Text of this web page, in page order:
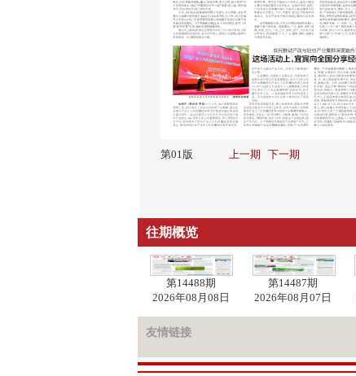
第01版 上一期 下一期
往期概览
第14488期
2026年08月08日
第14487期
2026年08月07日
友情链接